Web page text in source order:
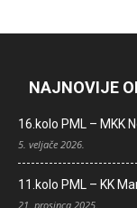
NAJNOVIJE
16.kolo PML – MKK
5. veljače 2026.
11.kolo PML – KK
21. prosinca 2025.